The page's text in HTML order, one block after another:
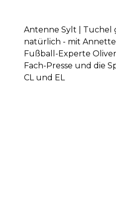
Antenne Sylt | Tuchel
natürlich - mit
Fußball-Experte
Fach-Presse und die
CL und EL